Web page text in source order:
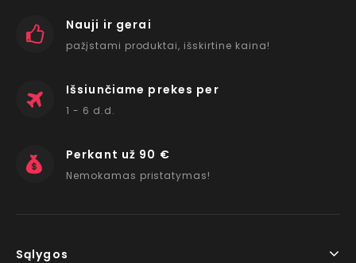
Nauji ir gerai
pažįstami produktai, išskirtine kaina!
Išsiunčiame prekes per
1 - 6 d.d.
Perkant už 90 €
Nemokamas pristatymas!
Sąlygos